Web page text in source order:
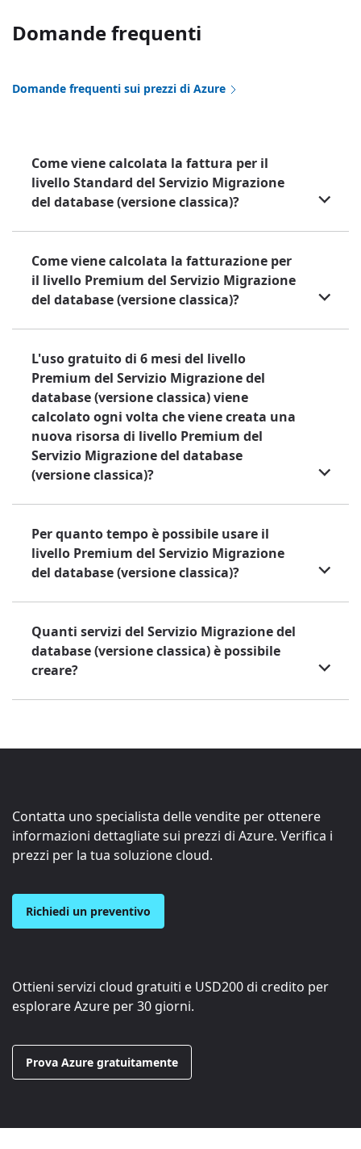
Domande frequenti
Domande frequenti sui prezzi di Azure
Come viene calcolata la fattura per il
livello Standard del Servizio Migrazione
del database (versione classica)?
Come viene calcolata la fatturazione per
il livello Premium del Servizio Migrazione
del database (versione classica)?
L'uso gratuito di 6 mesi del livello
Premium del Servizio Migrazione del
database (versione classica) viene
calcolato ogni volta che viene creata una
nuova risorsa di livello Premium del
Servizio Migrazione del database
(versione classica)?
Per quanto tempo è possibile usare il
livello Premium del Servizio Migrazione
del database (versione classica)?
Quanti servizi del Servizio Migrazione del
database (versione classica) è possibile
creare?
Contatta uno specialista delle vendite per ottenere
informazioni dettagliate sui prezzi di Azure. Verifica i
prezzi per la tua soluzione cloud.
Richiedi un preventivo
Ottieni servizi cloud gratuiti e USD200di credito per
esplorare Azure per 30 giorni.
Prova Azure gratuitamente